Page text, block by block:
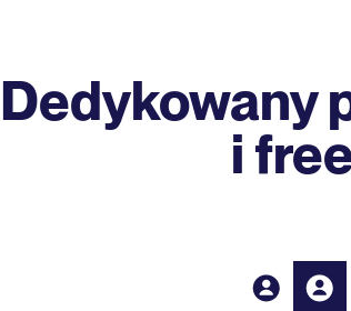
Dedykowany
i